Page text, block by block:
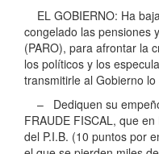
EL GOBIERNO: Ha
congelado las pensiones
(PARO), para afrontar la
los políticos y los
transmitirle al Gobierno lo
– Dediquen su
FRAUDE FISCAL, que
del P.I.B. (10 puntos por